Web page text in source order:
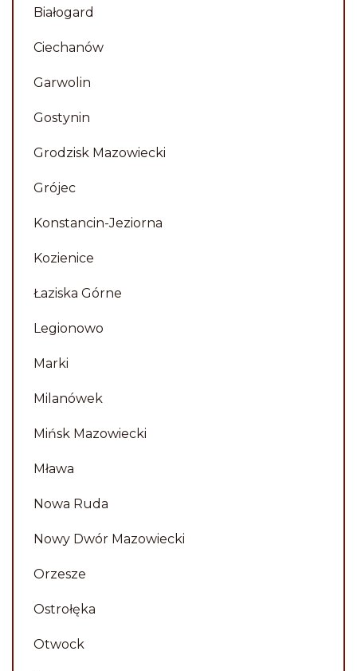
Białogard
Ciechanów
Garwolin
Gostynin
Grodzisk Mazowiecki
Grójec
Konstancin-Jeziorna
Kozienice
Łaziska Górne
Legionowo
Marki
Milanówek
Mińsk Mazowiecki
Mława
Nowa Ruda
Nowy Dwór Mazowiecki
Orzesze
Ostrołęka
Otwock